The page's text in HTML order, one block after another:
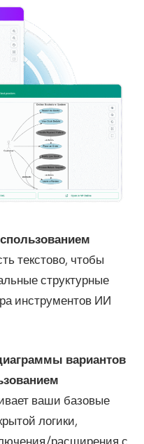
текстово, чтобы
структурные
инструментов ИИ
вариантов
ваши базовые
логики,
расширения с